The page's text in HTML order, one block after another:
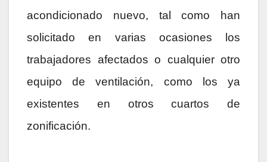
acondicionado nuevo, tal como han
solicitado en varias ocasiones los
trabajadores afectados o cualquier otro
equipo de ventilación, como los ya
existentes en otros cuartos de
zonificación.